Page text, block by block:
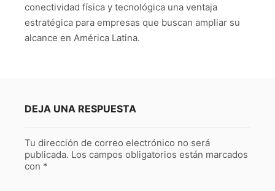
conectividad física y tecnológica una ventaja
estratégica para empresas que buscan ampliar su
alcance en América Latina.
DEJA UNA RESPUESTA
Tu dirección de correo electrónico no será
publicada. Los campos obligatorios están marcados
con *